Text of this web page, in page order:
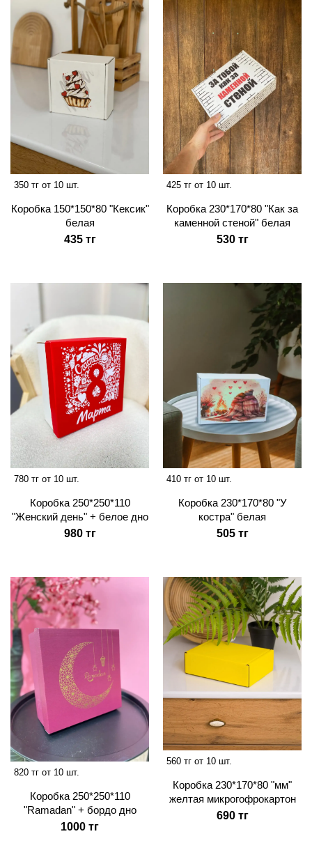
350 тг от 10 шт.
Коробка 150*150*80 "Кексик"
белая
435 тг
425 тг от 10 шт.
Коробка 230*170*80 "Как за
каменной стеной" белая
530 тг
780 тг от 10 шт.
Коробка 250*250*110
"Женский день" + белое дно
980 тг
410 тг от 10 шт.
Коробка 230*170*80 "У
костра" белая
505 тг
820 тг от 10 шт.
Коробка 250*250*110
"Ramadan" + бордо дно
1000 тг
560 тг от 10 шт.
Коробка 230*170*80 "мм"
желтая микрогофрокартон
690 тг